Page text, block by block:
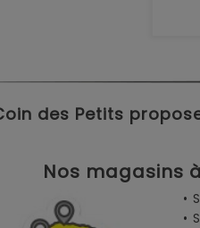
des Petits
Nos magasins
•
•